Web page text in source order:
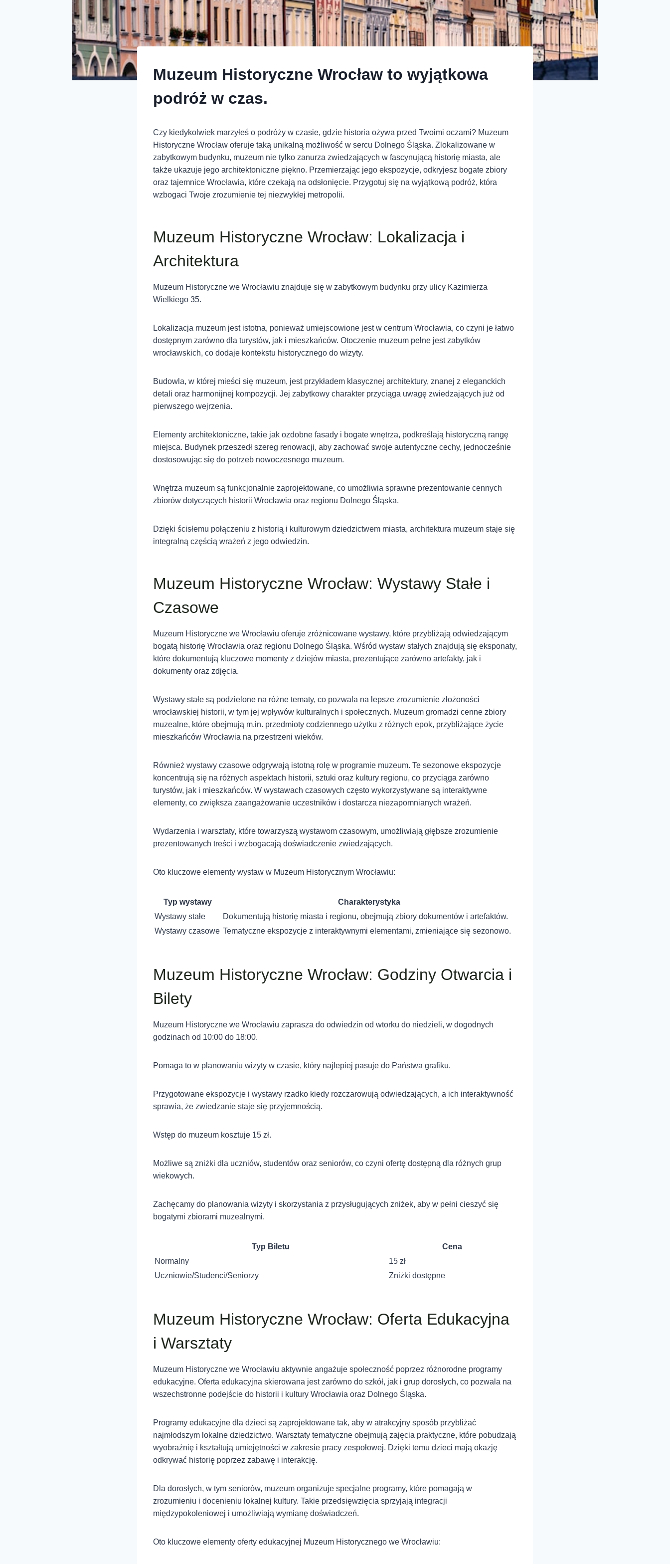
Muzeum Historyczne Wrocław to wyjątkowa
podróż w czas.
Czy kiedykolwiek marzyłeś o podróży w czasie, gdzie historia ożywa przed Twoimi oczami? Muzeum
Historyczne Wrocław oferuje taką unikalną możliwość w sercu Dolnego Śląska. Zlokalizowane w
zabytkowym budynku, muzeum nie tylko zanurza zwiedzających w fascynującą historię miasta, ale
także ukazuje jego architektoniczne piękno. Przemierzając jego ekspozycje, odkryjesz bogate zbiory
oraz tajemnice Wrocławia, które czekają na odsłonięcie. Przygotuj się na wyjątkową podróż, która
wzbogaci Twoje zrozumienie tej niezwykłej metropolii.
Muzeum Historyczne Wrocław: Lokalizacja i
Architektura
Muzeum Historyczne we Wrocławiu znajduje się w zabytkowym budynku przy ulicy Kazimierza
Wielkiego 35.
Lokalizacja muzeum jest istotna, ponieważ umiejscowione jest w centrum Wrocławia, co czyni je łatwo
dostępnym zarówno dla turystów, jak i mieszkańców. Otoczenie muzeum pełne jest zabytków
wrocławskich, co dodaje kontekstu historycznego do wizyty.
Budowla, w której mieści się muzeum, jest przykładem klasycznej architektury, znanej z eleganckich
detali oraz harmonijnej kompozycji. Jej zabytkowy charakter przyciąga uwagę zwiedzających już od
pierwszego wejrzenia.
Elementy architektoniczne, takie jak ozdobne fasady i bogate wnętrza, podkreślają historyczną rangę
miejsca. Budynek przeszedł szereg renowacji, aby zachować swoje autentyczne cechy, jednocześnie
dostosowując się do potrzeb nowoczesnego muzeum.
Wnętrza muzeum są funkcjonalnie zaprojektowane, co umożliwia sprawne prezentowanie cennych
zbiorów dotyczących historii Wrocławia oraz regionu Dolnego Śląska.
Dzięki ścisłemu połączeniu z historią i kulturowym dziedzictwem miasta, architektura muzeum staje się
integralną częścią wrażeń z jego odwiedzin.
Muzeum Historyczne Wrocław: Wystawy Stałe i
Czasowe
Muzeum Historyczne we Wrocławiu oferuje zróżnicowane wystawy, które przybliżają odwiedzającym
bogatą historię Wrocławia oraz regionu Dolnego Śląska. Wśród wystaw stałych znajdują się eksponaty,
które dokumentują kluczowe momenty z dziejów miasta, prezentujące zarówno artefakty, jak i
dokumenty oraz zdjęcia.
Wystawy stałe są podzielone na różne tematy, co pozwala na lepsze zrozumienie złożoności
wrocławskiej historii, w tym jej wpływów kulturalnych i społecznych. Muzeum gromadzi cenne zbiory
muzealne, które obejmują m.in. przedmioty codziennego użytku z różnych epok, przybliżające życie
mieszkańców Wrocławia na przestrzeni wieków.
Również wystawy czasowe odgrywają istotną rolę w programie muzeum. Te sezonowe ekspozycje
koncentrują się na różnych aspektach historii, sztuki oraz kultury regionu, co przyciąga zarówno
turystów, jak i mieszkańców. W wystawach czasowych często wykorzystywane są interaktywne
elementy, co zwiększa zaangażowanie uczestników i dostarcza niezapomnianych wrażeń.
Wydarzenia i warsztaty, które towarzyszą wystawom czasowym, umożliwiają głębsze zrozumienie
prezentowanych treści i wzbogacają doświadczenie zwiedzających.
Oto kluczowe elementy wystaw w Muzeum Historycznym Wrocławiu:
Typ wystawy
Charakterystyka
Wystawy stałe
Dokumentują historię miasta i regionu, obejmują zbiory dokumentów i artefaktów.
Wystawy czasowe Tematyczne ekspozycje z interaktywnymi elementami, zmieniające się sezonowo.
Muzeum Historyczne Wrocław: Godziny Otwarcia i
Bilety
Muzeum Historyczne we Wrocławiu zaprasza do odwiedzin od wtorku do niedzieli, w dogodnych
godzinach od 10:00 do 18:00.
Pomaga to w planowaniu wizyty w czasie, który najlepiej pasuje do Państwa grafiku.
Przygotowane ekspozycje i wystawy rzadko kiedy rozczarowują odwiedzających, a ich interaktywność
sprawia, że zwiedzanie staje się przyjemnością.
Wstęp do muzeum kosztuje 15 zł.
Możliwe są zniżki dla uczniów, studentów oraz seniorów, co czyni ofertę dostępną dla różnych grup
wiekowych.
Zachęcamy do planowania wizyty i skorzystania z przysługujących zniżek, aby w pełni cieszyć się
bogatymi zbiorami muzealnymi.
Typ Biletu
Cena
Normalny
15 zł
Uczniowie/Studenci/Seniorzy
Zniżki dostępne
Muzeum Historyczne Wrocław: Oferta Edukacyjna
i Warsztaty
Muzeum Historyczne we Wrocławiu aktywnie angażuje społeczność poprzez różnorodne programy
edukacyjne. Oferta edukacyjna skierowana jest zarówno do szkół, jak i grup dorosłych, co pozwala na
wszechstronne podejście do historii i kultury Wrocławia oraz Dolnego Śląska.
Programy edukacyjne dla dzieci są zaprojektowane tak, aby w atrakcyjny sposób przybliżać
najmłodszym lokalne dziedzictwo. Warsztaty tematyczne obejmują zajęcia praktyczne, które pobudzają
wyobraźnię i kształtują umiejętności w zakresie pracy zespołowej. Dzięki temu dzieci mają okazję
odkrywać historię poprzez zabawę i interakcję.
Dla dorosłych, w tym seniorów, muzeum organizuje specjalne programy, które pomagają w
zrozumieniu i docenieniu lokalnej kultury. Takie przedsięwzięcia sprzyjają integracji
międzypokoleniowej i umożliwiają wymianę doświadczeń.
Oto kluczowe elementy oferty edukacyjnej Muzeum Historycznego we Wrocławiu: